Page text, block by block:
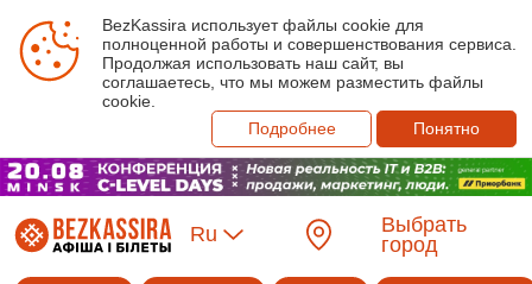
BezKassira использует файлы cookie для
полноценной работы и совершенствования сервиса.
Продолжая использовать наш сайт, вы
соглашаетесь, что мы можем разместить файлы
cookie.
Подробнее
Понятно
Ru
Выбрать
город